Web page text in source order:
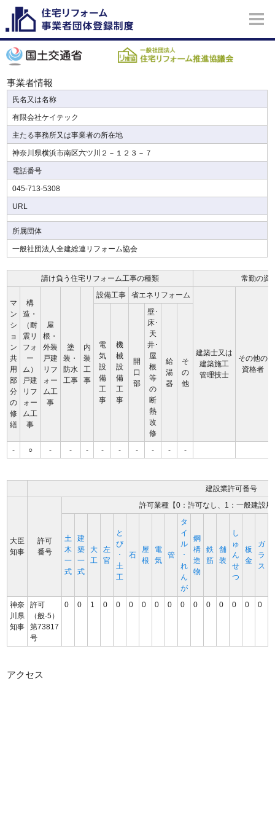
事業者情報
氏名又は名称
有限会社ケイテック
主たる事務所又は事業者の所在地
神奈川県横浜市南区六ツ川２－１２３－７
電話番号
045-713-5308
URL
所属団体
一般社団法人全建総連リフォーム協会
請け負う住宅リフォーム工事の種類 常勤の資
マ
ン
シ
ョ
ン
共
用
部
分
の
修
繕
構
造・
（耐
震リ
フォ
ー
ム）
戸建
リフ
ォー
ム工
事
屋
根・
外装
戸建
リフ
ォー
ム工
事
塗
装・
防水
工事
内
装
工
事
設備工事 省エネリフォーム
建築士又は
建築施工
管理技士
その他の
資格者
電
気
設
備
工
事
機
械
設
備
工
事
開
口
部
壁･
床･
天
井･
屋
根
等
の
断
熱
改
修
給
湯
器
そ
の
他
- ○ - - - - - - - - -
建設業許可番号
大臣
知事
許可
番号
許可業種【0：許可なし、1：一般建設
土
木
一
式
建
築
一
式
大
工
左
官
と
び
･
土
工
石
屋
根
電
気
管
タ
イ
ル
･
れ
ん
が
鋼
構
造
物
鉄
筋
舗
装
し
ゅ
ん
せ
つ
板
金
ガ
ラ
ス
神奈
川県
知事
許可
（般-5）
第73817
号
0 0 1 0 0 0 0 0 0 0 0 0 0 0 0 0
アクセス